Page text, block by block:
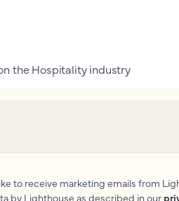
the Hospitality industry
to receive marketing emails from
by Lighthouse as described in our